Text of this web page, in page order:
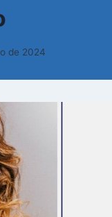
de 2024